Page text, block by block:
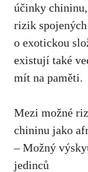
účinky
rizik
o exotickou
existují také
mít na paměti.
Mezi možné
chininu jako
– Možný
jedinců